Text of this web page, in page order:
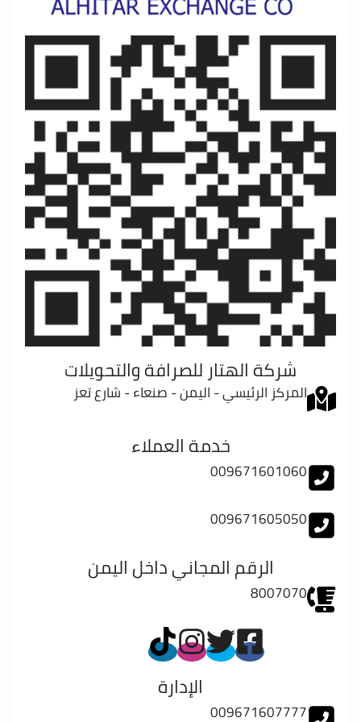
شركة الهتار للصرافة والتحويلات
المركز الرئيسي - اليمن - صنعاء - شارع تعز
خدمة العملاء
009671601060
009671605050
الرقم المجاني داخل اليمن
8007070
الإدارة
009671607777